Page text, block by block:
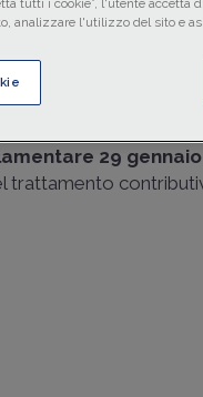
schermature
29
trattamento
analizzare l'utilizzo del sito e